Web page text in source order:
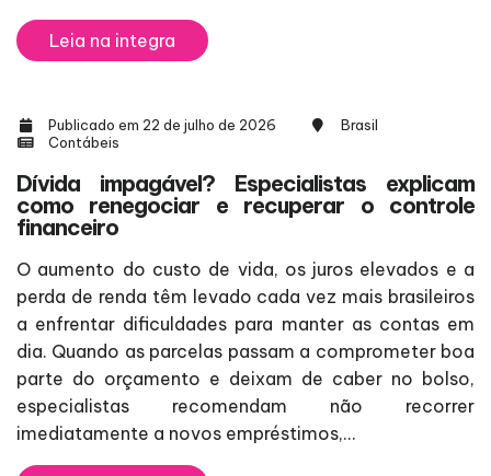
Leia na integra
Publicado em 22 de julho de 2026
Brasil
Contábeis
Dívida impagável? Especialistas explicam
como renegociar e recuperar o controle
financeiro
O aumento do custo de vida, os juros elevados e a
perda de renda têm levado cada vez mais brasileiros
a enfrentar dificuldades para manter as contas em
dia. Quando as parcelas passam a comprometer boa
parte do orçamento e deixam de caber no bolso,
especialistas recomendam não recorrer
imediatamente a novos empréstimos,...